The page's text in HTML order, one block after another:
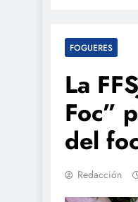
FOGUERES
La
Foc”
del
Redacción